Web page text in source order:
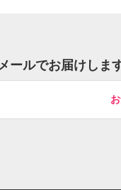
ールでお届けします